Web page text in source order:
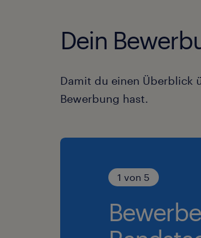
Dein
Damit du einen Überblick
Bewerbung hast.
1 von 5